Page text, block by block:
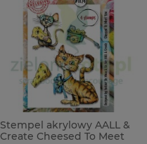
Stempel akrylowy AALL &
Create Cheesed To Meet